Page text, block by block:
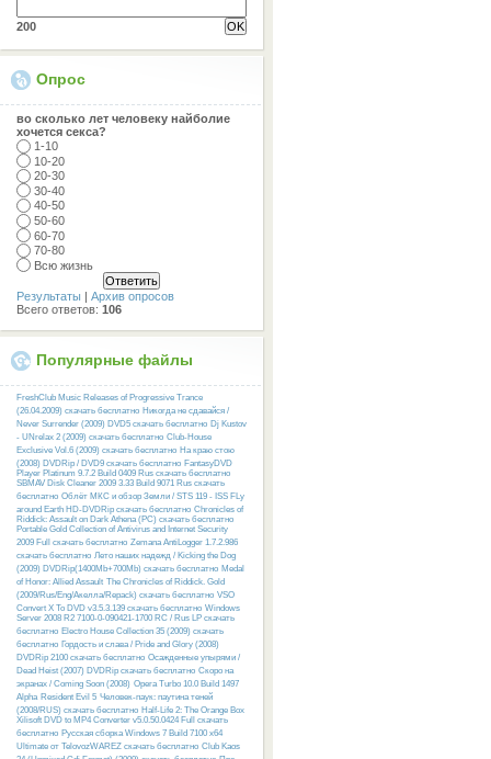
200
Опрос
во сколько лет человеку найболие
хочется секса?
1-10
10-20
20-30
30-40
40-50
50-60
60-70
70-80
Всю жизнь
Результаты
Архив опросов
Всего ответов: 106
Популярные файлы
FreshClub Music Releases of Progressive Trance
(26.04.2009) скачать бесплатно Никогда не сдавайся /
Never Surrender (2009) DVD5 скачать бесплатно Dj Kustov
- UNrelax 2 (2009) скачать бесплатно Club-House
Exclusive Vol.6 (2009) скачать бесплатно На краю стою
(2008) DVDRip / DVD9 скачать бесплатно FantasyDVD
Player Platinum 9.7.2 Build 0409 Rus скачать бесплатно
SBMAV Disk Cleaner 2009 3.33 Build 9071 Rus скачать
бесплатно Облёт МКС и обзор Земли / STS 119 - ISS FLy
around Earth HD-DVDRip скачать бесплатно Chronicles of
Riddick: Assault on Dark Athena (PC) скачать бесплатно
Portable Gold Collection of Antivirus and Internet Security
2009 Full скачать бесплатно Zemana AntiLogger 1.7.2.986
скачать бесплатно Лето наших надежд / Kicking the Dog
(2009) DVDRip(1400Mb+700Mb) скачать бесплатно Medal
of Honor: Allied Assault The Chronicles of Riddick. Gold
(2009/Rus/Eng/Акелла/Repack) скачать бесплатно VSO
Convert X To DVD v3.5.3.139 скачать бесплатно Windows
Server 2008 R2 7100-0-090421-1700 RC / Rus LP скачать
бесплатно Electro House Collection 35 (2009) скачать
бесплатно Гордость и слава / Pride and Glory (2008)
DVDRip 2100 скачать бесплатно Осажденные упырями /
Dead Heist (2007) DVDRip скачать бесплатно Скоро на
экранах / Coming Soon (2008) Opera Turbo 10.0 Build 1497
Alpha Resident Evil 5 Человек-паук: паутина теней
(2008/RUS) скачать бесплатно Half-Life 2: The Orange Box
Xilisoft DVD to MP4 Converter v5.0.50.0424 Full скачать
бесплатно Русcкая сборка Windows 7 Build 7100 x64
Ultimate от TelovozWAREZ скачать бесплатно Club Kaos